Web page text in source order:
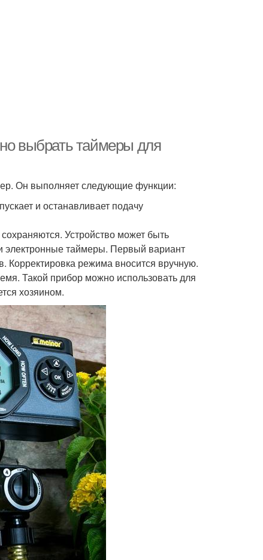
выбрать таймеры для
Он выполняет следующие функции:
и останавливает подачу
Устройство может быть
электронные таймеры. Первый вариант
Корректировка режима вносится вручную.
Такой прибор можно использовать для
хозяином.